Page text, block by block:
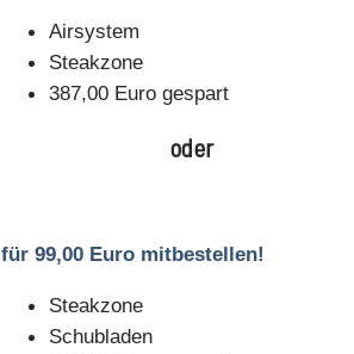
Airsystem
Steakzone
387,00 Euro gespart
oder
für 99,00 Euro mitbestellen!
Steakzone
Schubladen